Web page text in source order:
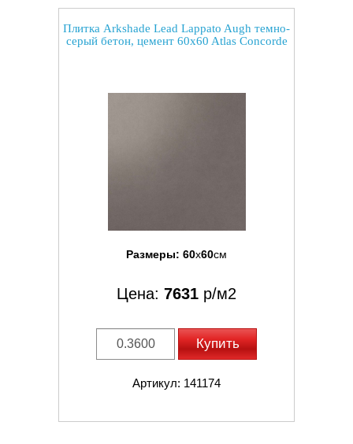
Плитка Arkshade Lead Lappato Augh темно-
серый бетон, цемент 60x60 Atlas Concorde
Размеры: 60x60см
Цена: 7631 р/м2
Купить
Артикул: 141174